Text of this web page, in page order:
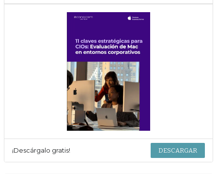
¡Descárgalo gratis! DESCARGAR